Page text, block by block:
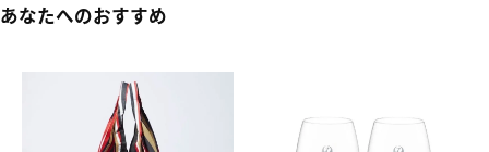
あなたへのおすすめ